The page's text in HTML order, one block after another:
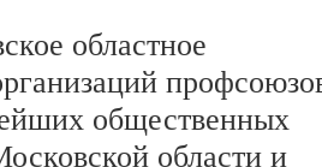
областное
общественных
области и